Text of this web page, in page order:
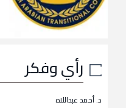
رأي وفكر
د. أحمد عبداللاه